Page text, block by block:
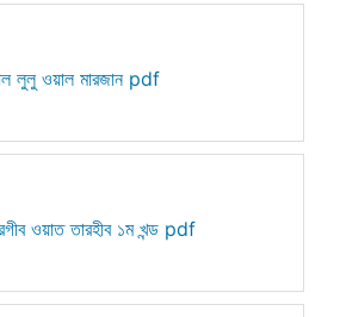
লুলু ওয়াল মারজান pdf
ওয়াত তারহীব ১ম খন্ড pdf